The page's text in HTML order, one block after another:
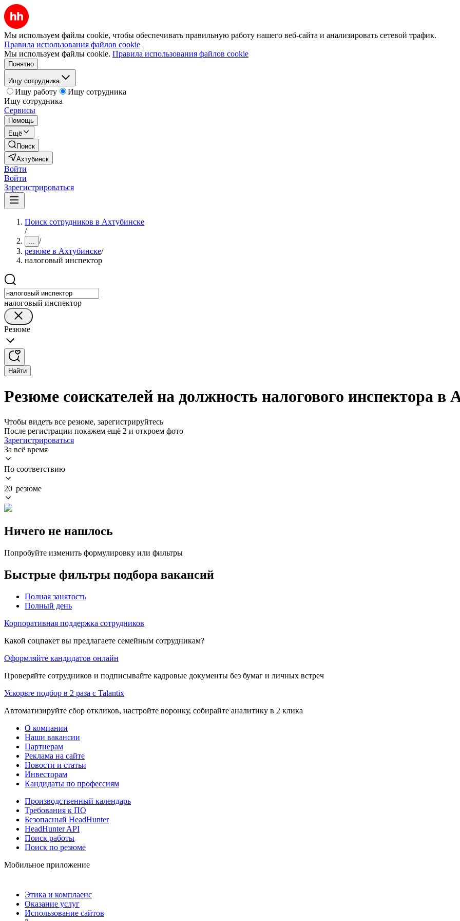
Мы используем файлы cookie, чтобы обеспечивать правильную работу нашего веб-сайта и анализировать сетевой трафик.
Правила использования файлов cookie
Мы используем файлы cookie. Правила использования файлов cookie
Понятно
Ищу сотрудника
Ищу работу
Ищу сотрудника
Ищу сотрудника
Сервисы
Помощь
Ещё
Поиск
Ахтубинск
Войти
Войти
Зарегистрироваться
Поиск сотрудников в Ахтубинске
/
... /
резюме в Ахтубинске/
налоговый инспектор
налоговый инспектор
Резюме
Найти
Резюме соискателей на должность налогового инспектора в
Чтобы видеть все резюме, зарегистрируйтесь
После регистрации покажем ещё 2 и откроем фото
Зарегистрироваться
За всё время
По соответствию
20 резюме
Ничего не нашлось
Попробуйте изменить формулировку или фильтры
Быстрые фильтры подбора вакансий
Полная занятость
Полный день
Корпоративная поддержка сотрудников
Какой соцпакет вы предлагаете семейным сотрудникам?
Оформляйте кандидатов онлайн
Проверяйте сотрудников и подписывайте кадровые документы без бумаг и личных встреч
Ускорьте подбор в 2 раза с Talantix
Автоматизируйте сбор откликов, настройте воронку, собирайте аналитику в 2 клика
О компании
Наши вакансии
Партнерам
Реклама на сайте
Новости и статьи
Инвесторам
Кандидаты по профессиям
Производственный календарь
Требования к ПО
Безопасный HeadHunter
HeadHunter API
Поиск работы
Поиск по резюме
Мобильное приложение
Этика и комплаенс
Оказание услуг
Использование сайтов